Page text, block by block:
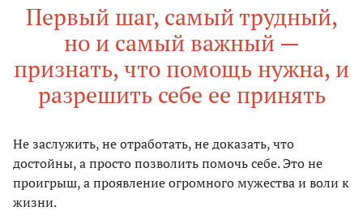
Первый шаг, самый трудный,
но и самый важный —
признать, что помощь нужна, и
разрешить себе ее принять
Не заслужить, не отработать, не доказать, что
достойны, а просто позволить помочь себе. Это не
проигрыш, а проявление огромного мужества и воли к
жизни.